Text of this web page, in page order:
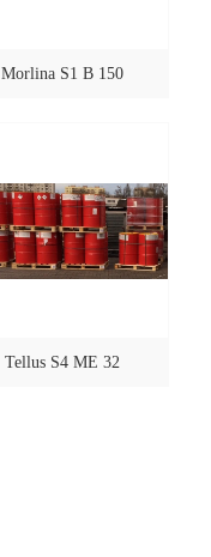
Morlina S1 B 150
Tellus S4 ME 32